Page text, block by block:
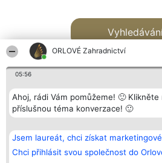
ORLOVÉ Zahradnictví
05:56
Ahoj, rádi Vám pomůžeme! 🙂 Klikněte
příslušnou téma konverzace! 🙂
Jsem laureát, chci získat
Chci přihlásit svou společnost do
Bright Side Solutions sp. z o.
o. sp. k.
ul. Ruska 22
Wrocław 50-079
Vítězové
Seznam všech
laureátů
Zásady